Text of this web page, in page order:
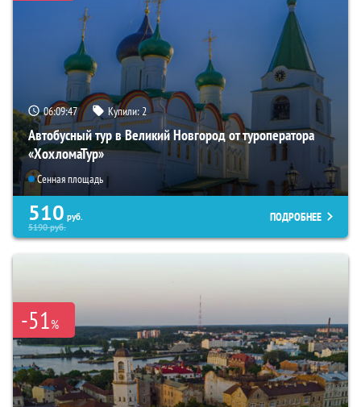
06:09:46 Купили:2
Автобусный тур в Великий Новгород от туроператора
«ХохломаТур»
Сенная площадь
510 руб.
5190руб.
ПОДРОБНЕЕ
-51%